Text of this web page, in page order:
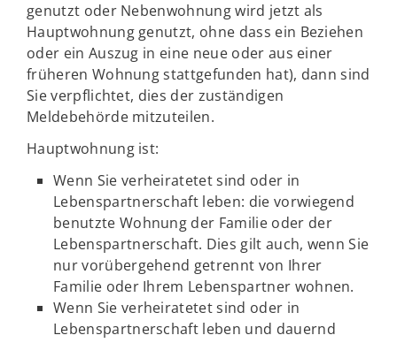
genutzt oder Nebenwohnung wird jetzt als
Hauptwohnung genutzt, ohne dass ein Beziehen
oder ein Auszug in eine neue oder aus einer
früheren Wohnung stattgefunden hat), dann sind
Sie verpflichtet, dies der zuständigen
Meldebehörde mitzuteilen.
Hauptwohnung ist:
Wenn Sie verheiratetet sind oder in
Lebenspartnerschaft leben: die vorwiegend
benutzte Wohnung der Familie oder der
Lebenspartnerschaft. Dies gilt auch, wenn Sie
nur vorübergehend getrennt von Ihrer
Familie oder Ihrem Lebenspartner wohnen.
Wenn Sie verheiratetet sind oder in
Lebenspartnerschaft leben und dauernd